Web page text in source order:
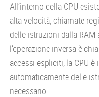
All’interno della CPU
alta velocità, chiamate
delle istruzioni dalla RAM
l’operazione inversa è
accessi espliciti, la CPU è
automaticamente delle
necessario.